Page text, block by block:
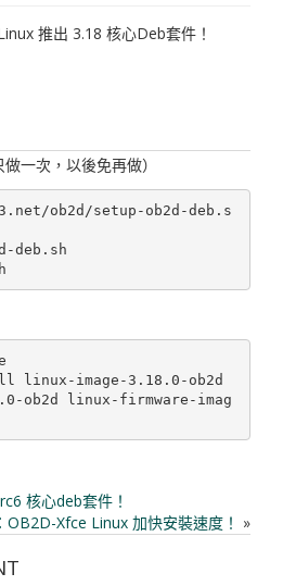
推出 3.18 核心deb套件！
一次，以後免再做）
ob2d/setup-ob2d-deb.s
deb.sh
linux-image-3.18.0-ob2d
ob2d linux-firmware-imag
核心deb套件！
Xfce Linux 加快安裝速度！ »